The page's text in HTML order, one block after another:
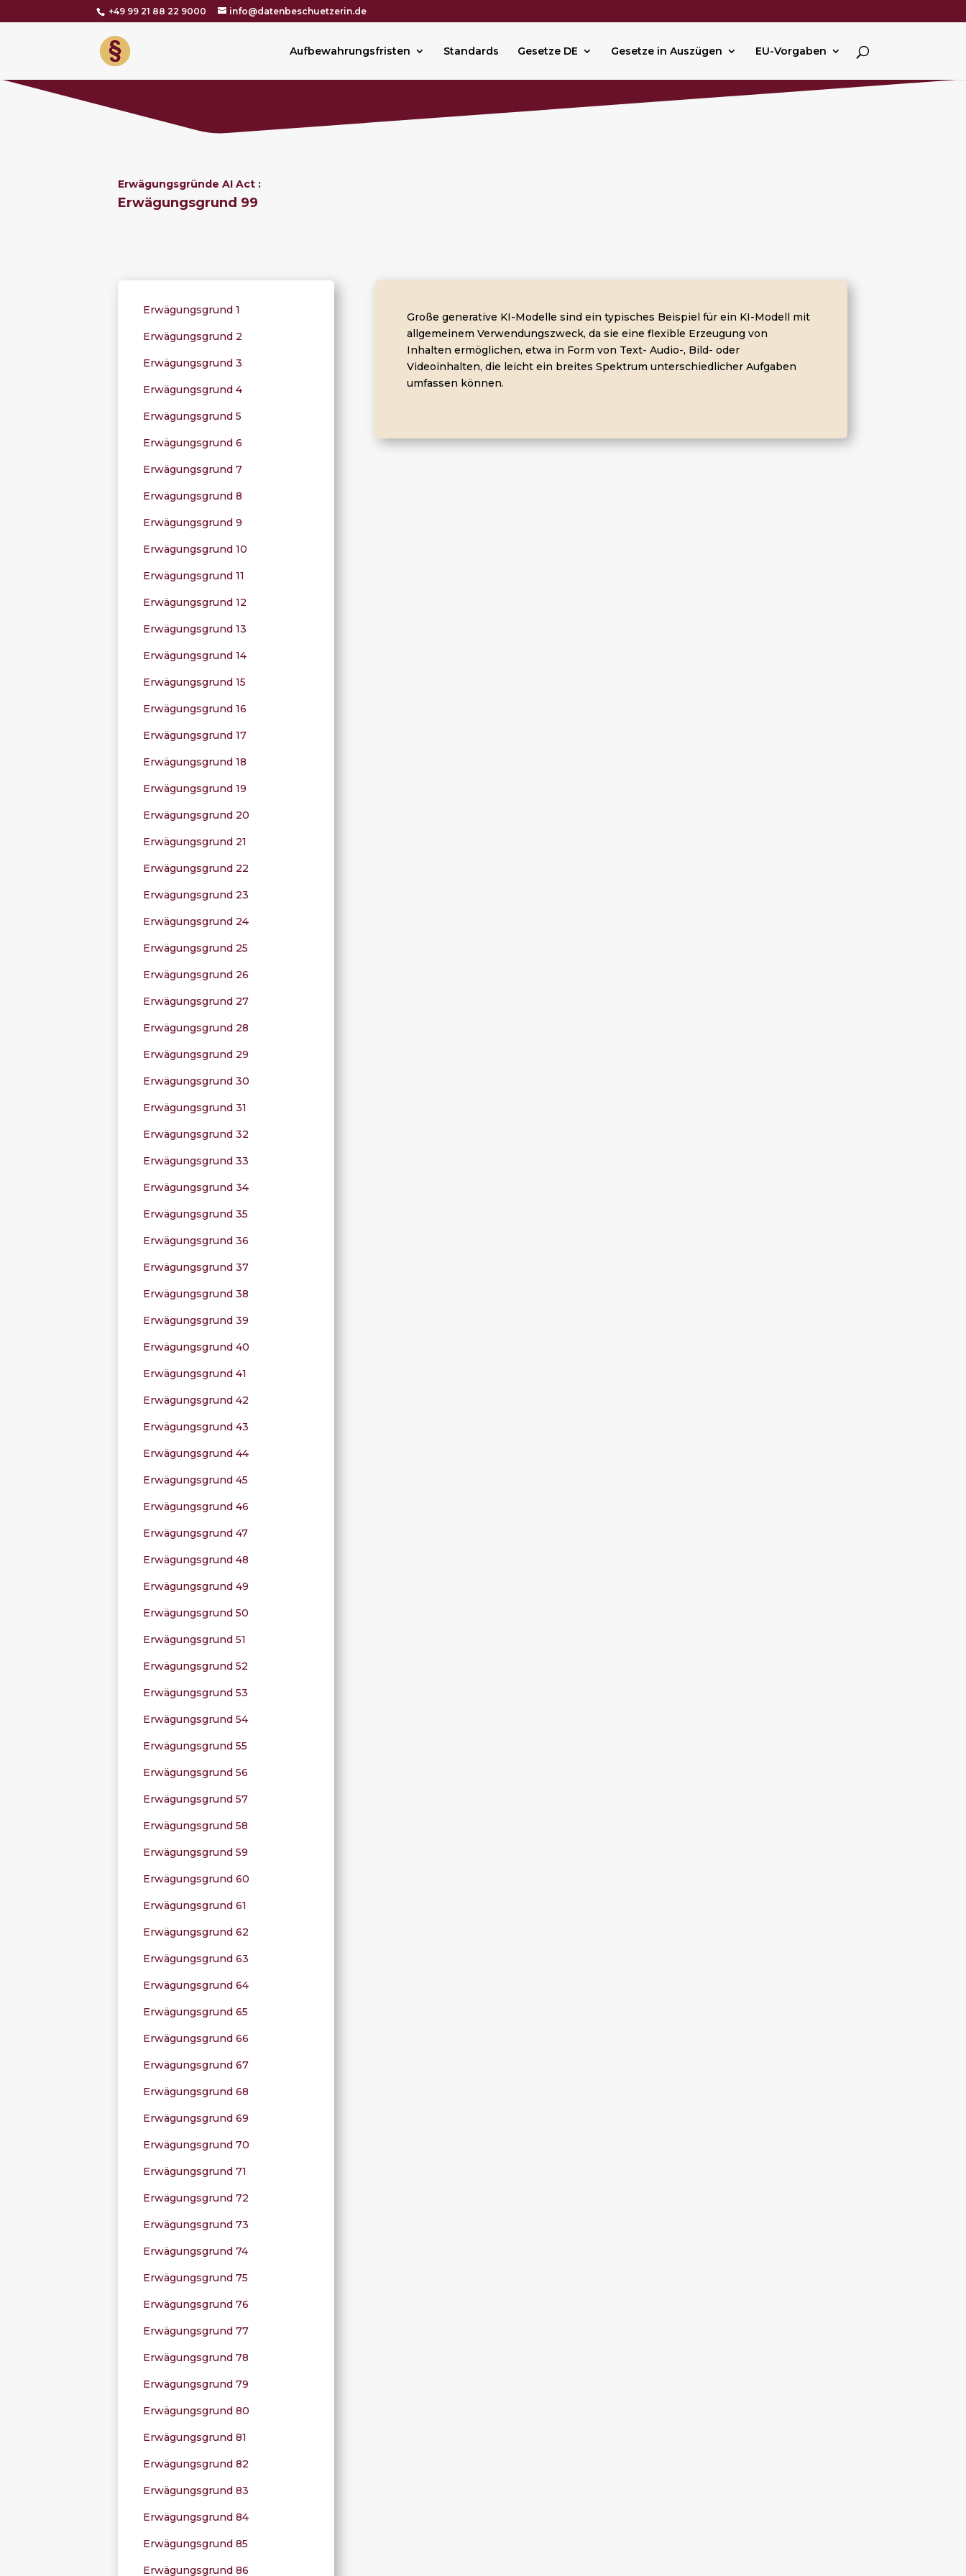
+49 99 21 88 22 9000 info@datenbeschuetzerin.de
Aufbewahrungsfristen Standards Gesetze DE Gesetze in Auszügen EU-Vorgaben
Erwägungsgründe AI Act :
Erwägungsgrund 99
Erwägungsgrund 1
Erwägungsgrund 2
Erwägungsgrund 3
Erwägungsgrund 4
Erwägungsgrund 5
Erwägungsgrund 6
Erwägungsgrund 7
Erwägungsgrund 8
Erwägungsgrund 9
Erwägungsgrund 10
Erwägungsgrund 11
Erwägungsgrund 12
Erwägungsgrund 13
Erwägungsgrund 14
Erwägungsgrund 15
Erwägungsgrund 16
Erwägungsgrund 17
Erwägungsgrund 18
Erwägungsgrund 19
Erwägungsgrund 20
Erwägungsgrund 21
Erwägungsgrund 22
Erwägungsgrund 23
Erwägungsgrund 24
Erwägungsgrund 25
Erwägungsgrund 26
Erwägungsgrund 27
Erwägungsgrund 28
Erwägungsgrund 29
Erwägungsgrund 30
Erwägungsgrund 31
Erwägungsgrund 32
Erwägungsgrund 33
Erwägungsgrund 34
Erwägungsgrund 35
Erwägungsgrund 36
Erwägungsgrund 37
Erwägungsgrund 38
Erwägungsgrund 39
Erwägungsgrund 40
Erwägungsgrund 41
Erwägungsgrund 42
Erwägungsgrund 43
Erwägungsgrund 44
Erwägungsgrund 45
Erwägungsgrund 46
Erwägungsgrund 47
Erwägungsgrund 48
Erwägungsgrund 49
Erwägungsgrund 50
Erwägungsgrund 51
Erwägungsgrund 52
Erwägungsgrund 53
Erwägungsgrund 54
Erwägungsgrund 55
Erwägungsgrund 56
Erwägungsgrund 57
Erwägungsgrund 58
Erwägungsgrund 59
Erwägungsgrund 60
Erwägungsgrund 61
Erwägungsgrund 62
Erwägungsgrund 63
Erwägungsgrund 64
Erwägungsgrund 65
Erwägungsgrund 66
Erwägungsgrund 67
Erwägungsgrund 68
Erwägungsgrund 69
Erwägungsgrund 70
Erwägungsgrund 71
Erwägungsgrund 72
Erwägungsgrund 73
Erwägungsgrund 74
Erwägungsgrund 75
Erwägungsgrund 76
Erwägungsgrund 77
Erwägungsgrund 78
Erwägungsgrund 79
Erwägungsgrund 80
Erwägungsgrund 81
Erwägungsgrund 82
Erwägungsgrund 83
Erwägungsgrund 84
Erwägungsgrund 85
Erwägungsgrund 86
Große generative KI-Modelle sind ein typisches Beispiel für ein KI-Modell mit
allgemeinem Verwendungszweck, da sie eine flexible Erzeugung von
Inhalten ermöglichen, etwa in Form von Text- Audio-, Bild- oder
Videoinhalten, die leicht ein breites Spektrum unterschiedlicher Aufgaben
umfassen können.